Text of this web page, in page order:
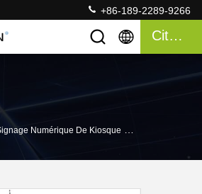
+86-189-2289-9266
Citation
Numérique De Kiosque >